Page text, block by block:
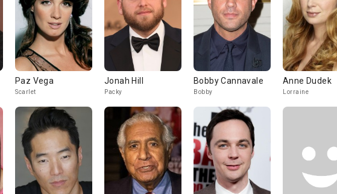
Paz Vega
Scarlet
Jonah Hill
Packy
Bobby Cannavale
Bobby
Anne Dudek
Lorraine